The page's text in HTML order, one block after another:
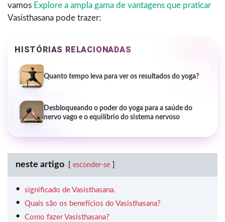
vamos Explore a ampla gama de vantagens que praticar
Vasisthasana pode trazer:
HISTÓRIAS RELACIONADAS
Quanto tempo leva para ver os resultados do yoga?
Desbloqueando o poder do yoga para a saúde do
nervo vago e o equilíbrio do sistema nervoso
neste artigo esconder-se
significado de Vasisthasana.
Quais são os benefícios do Vasisthasana?
Como fazer Vasisthasana?